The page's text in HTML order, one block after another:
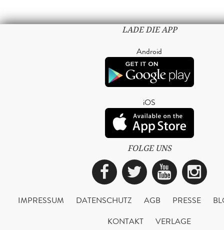
LADE DIE APP
Android
iOS
FOLGE UNS
Facebook
Twitter
IMPRESSUM DATENSCHUTZ AGB PRESSE
KONTAKT
VERLAGE